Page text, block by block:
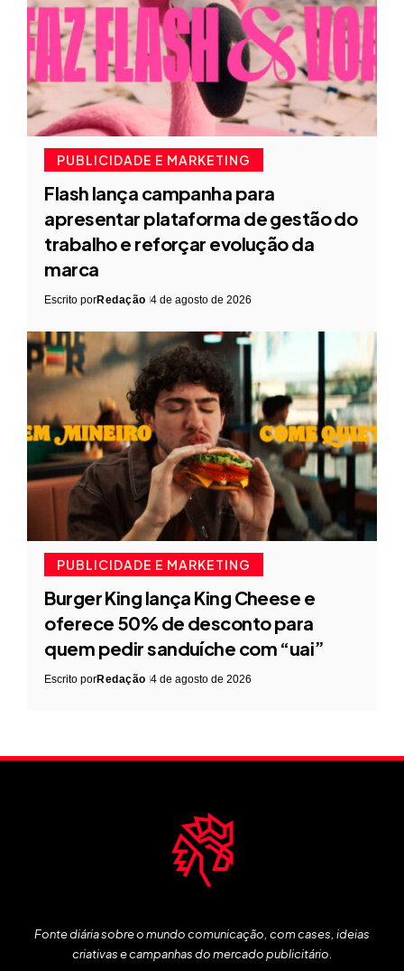
PUBLICIDADE E MARKETING
Flash lança campanha para
apresentar plataforma de gestão do
trabalho e reforçar evolução da
marca
Escrito porRedação 4 de agosto de 2026
PUBLICIDADE E MARKETING
Burger King lança King Cheese e
oferece 50% de desconto para
quem pedir sanduíche com “uai”
Escrito porRedação 4 de agosto de 2026
Fonte diária sobre o mundo comunicação, com cases, ideias
criativas e campanhas do mercado publicitário.